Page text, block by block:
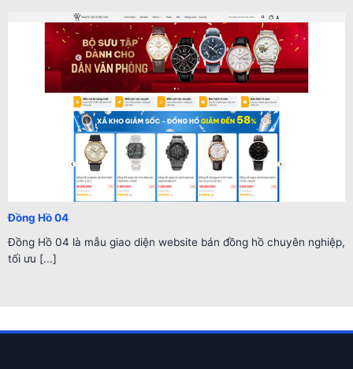
Đồng Hồ 04
Đồng Hồ 04 là mẫu giao diện website bán đồng hồ chuyên nghiệp,
tối ưu [...]